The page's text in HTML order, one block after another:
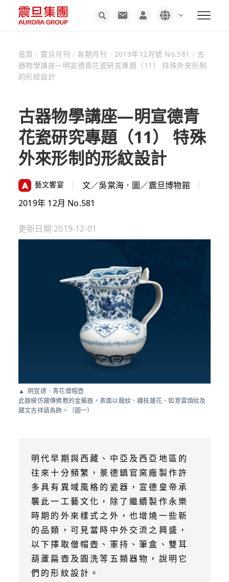
首頁 / 震旦月刊 /各期月刊 / 2019年12月號 No.581 / 古
器物學講座—明宣德青花瓷研究專題（11） 特殊外來形制
的形紋設計
古器物學講座—明宣德青
花瓷研究專題（11） 特殊
外來形制的形紋設計
藝文饗宴
文／吳棠海．圖／震旦博物館
2019年 12月 No.581
更新日期 2019-12-01
明宣德．青花僧帽壺
此器模仿藏傳佛教的金屬器，表面以龍紋、纏枝蓮花、如意雲頭紋及
藏文吉祥語為飾。（圖一）
明代早期與西藏、中亞及西亞地區的
往來十分頻繁，景德鎮官窯廠製作許
多具有異域風格的瓷器，宣德皇帝承
襲此一工藝文化，除了繼續製作永樂
時期的外來樣式之外，也增燒一些新
的品類，可見當時中外交流之興盛，
以下擇取僧帽壺、軍持、筆盒、雙耳
葫蘆扁壺及圓洗等五類器物，說明它
們的形紋設計。